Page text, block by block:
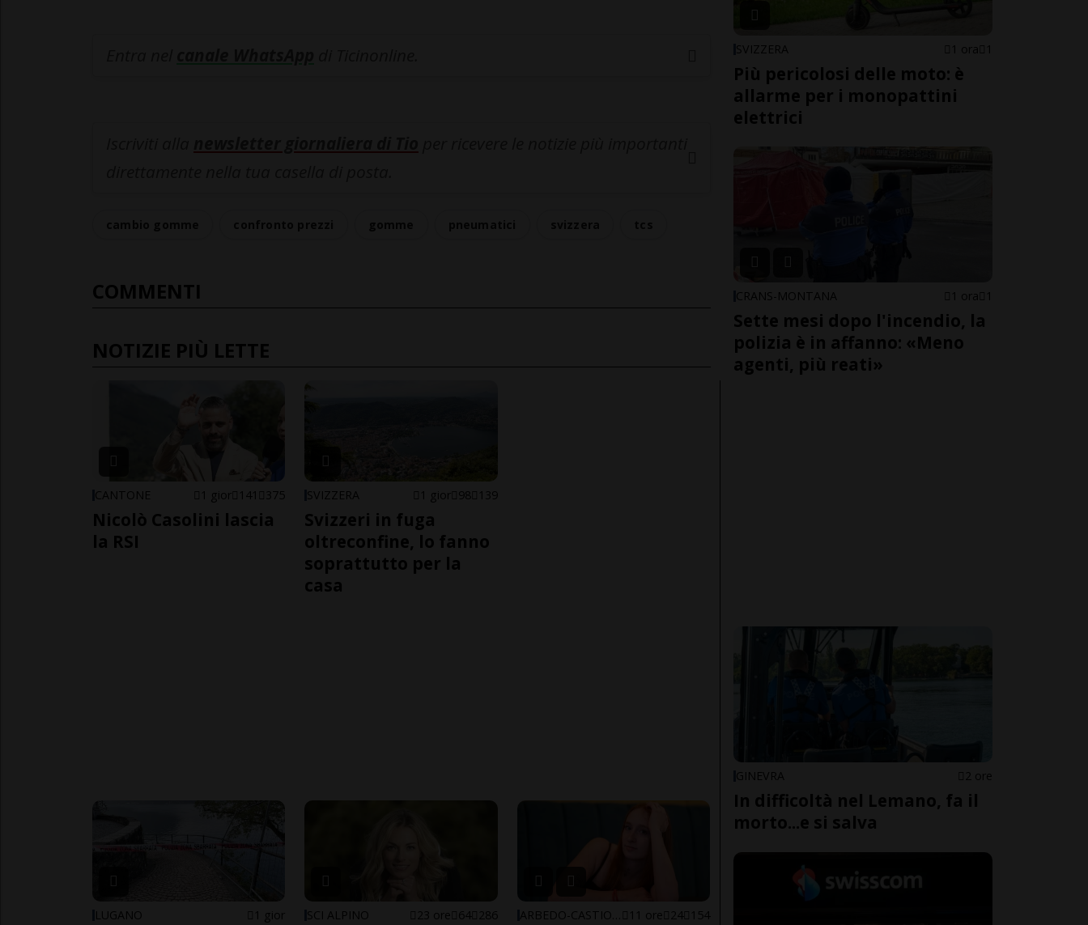
COMMENTI
NOTIZIE PIÙ LETTE
CANTONE 1 gior 141 375
Nicolò Casolini lascia
la RSI
SVIZZERA 1 gior 98 139
Svizzeri in fuga
oltreconfine, lo fanno
soprattutto per la
casa
LUGANO 1 gior SCI ALPINO 23 ore 64 286 11 ore 24 154
SVIZZERA 1 ora 1
Più pericolosi delle moto: è
allarme per i monopattini
elettrici
CRANS-MONTANA 1 ora 1
Sette mesi dopo l'incendio, la
polizia è in affanno: «Meno
agenti, più reati»
GINEVRA 2 ore
In difficoltà nel Lemano, fa il
morto...e si salva